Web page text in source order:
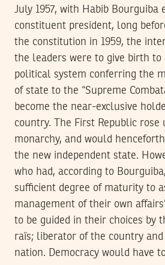
July 1957, with Habib Bourguiba
constituent president, long
the constitution in 1959, the
the leaders were to give birth to
political system conferring the
of state to the “Supreme
become the near-exclusive
country. The First Republic rose
monarchy, and would
the new independent state.
who had, according to
sufficient degree of maturity to
management of their own
to be guided in their choices by
raïs; liberator of the country
nation. Democracy would have